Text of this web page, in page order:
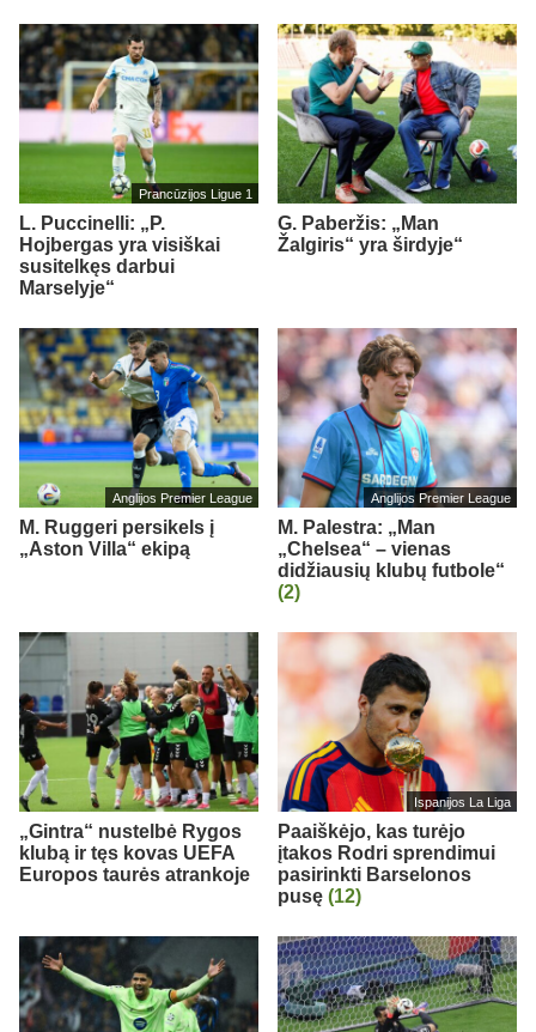
Prancūzijos Ligue 1
L. Puccinelli: „P.
Hojbergas yra visiškai
susitelkęs darbui
Marselyje“
G. Paberžis: „Man
Žalgiris“ yra širdyje“
Anglijos Premier League
M. Ruggeri persikels į
„Aston Villa“ ekipą
Anglijos Premier League
M. Palestra: „Man
„Chelsea“ – vienas
didžiausių klubų futbole“
(2)
„Gintra“ nustelbė Rygos
klubą ir tęs kovas UEFA
Europos taurės atrankoje
Ispanijos La Liga
Paaiškėjo, kas turėjo
įtakos Rodri sprendimui
pasirinkti Barselonos
pusę (12)